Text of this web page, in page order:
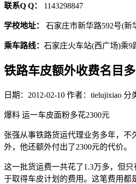
联系Q Q： 1143298847
学校地址： 石家庄市新华路592号(新
乘车路线： 石家庄火车站(西广场)乘9
铁路车皮额外收费名目多
日期：2012-02-10 作者：tielujixiao 分
爆料 运一车皮面粉多花2300元
张强从事铁路货运代理业务多年，不
外，他还额外付出了2300元的代价。
这一批货运费一共花了1.3万多，但
于取得车皮计划的费用。这笔费用都